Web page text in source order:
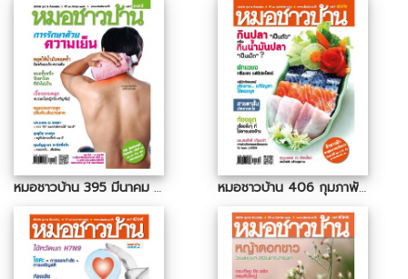
หมอชาวบ้าน 395 มีนาคม 2555 หมอชาวบ้าน 406 กุมภาพันธ์ 2556